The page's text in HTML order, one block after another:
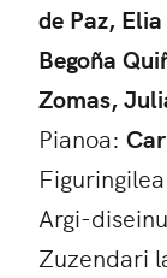
de Paz,
Begoña
Zomas,
Pianoa:
Argi-
Zuzendari